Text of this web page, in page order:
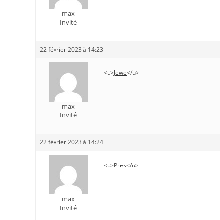
max
Invité
22 février 2023 à 14:23
max
Invité
<u>Jewe</u>
22 février 2023 à 14:24
max
Invité
<u>Pres</u>